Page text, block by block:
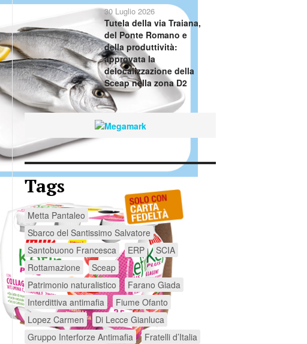
30 Luglio 2026
Tutela della via Traiana,
del Ponte Romano e
della produttività:
approvata la
delocalizzazione della
Sceap nella zona D2
Tags
Metta Pantaleo
Sbarco del Santissimo Salvatore
Santobuono Francesca
ERP
SCIA
Rottamazione
Sceap
Patrimonio naturalistico
Farano Giada
Interdittiva antimafia
Fiume Ofanto
Lopez Carmen
Di Lecce Gianluca
Gruppo Interforze Antimafia
Fratelli d’Italia